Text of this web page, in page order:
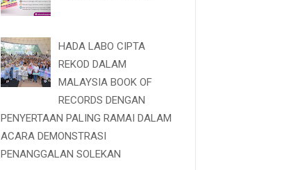
HADA LABO CIPTA
REKOD DALAM
MALAYSIA BOOK OF
RECORDS DENGAN
PENYERTAAN PALING RAMAI DALAM
ACARA DEMONSTRASI
PENANGGALAN SOLEKAN